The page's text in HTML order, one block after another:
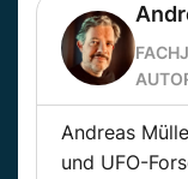
Andreas
und UFO-